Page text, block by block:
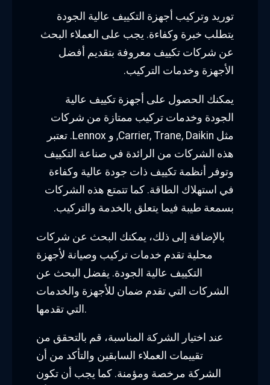
توريد وتركيب أجهزة التكييف عالية الجودة
يتطلب خبرة وكفاءة. يجب على العملاء البحث
عن شركات تكييف معروفة بتقديم أفضل
الأجهزة وخدمات التركيب.
يمكنك الحصول على أجهزة تكييف عالية
الجودة وخدمات تركيب ممتازة من شركات
مثل Carrier, Trane, Daikin, و Lennox. تعتبر
هذه الشركات من الرائدة في صناعة التكييف
وتوفر أنظمة تكييف ذات جودة عالية وكفاءة
في استهلاك الطاقة. كما تتمتع هذه الشركات
بسمعة طيبة فيما يتعلق بالخدمة والتركيب.
بالإضافة إلى ذلك، يمكنك البحث عن شركات
محلية تقدم خدمات تركيب وصيانة لأجهزة
التكييف عالية الجودة. يفضل البحث عن
الشركات التي تقدم ضمان للأجهزة والخدمات
التي تقدمها.
عند اختيار الشركة المناسبة، قم بالتحقق من
تقييمات العملاء السابقين والتأكد من أن
الشركة مرخصة ومؤمنة. كما يجب أن تكون